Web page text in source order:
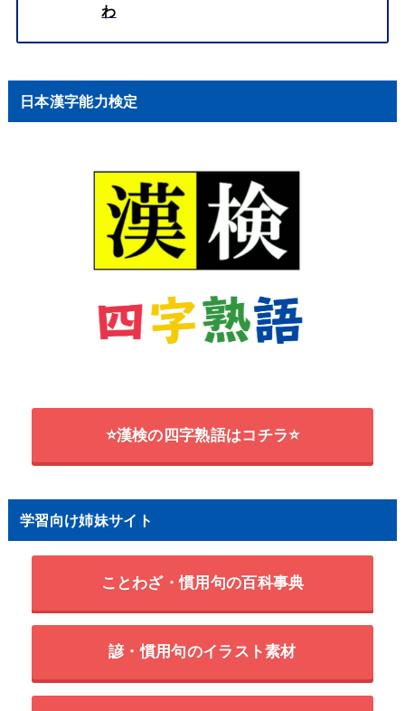
わ
日本漢字能力検定
⭐漢検の四字熟語はコチラ⭐
学習向け姉妹サイト
ことわざ・慣用句の百科事典
諺・慣用句のイラスト素材